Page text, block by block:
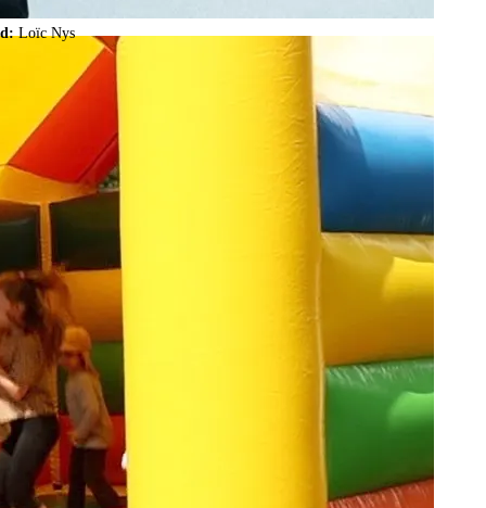
Loïc Nys